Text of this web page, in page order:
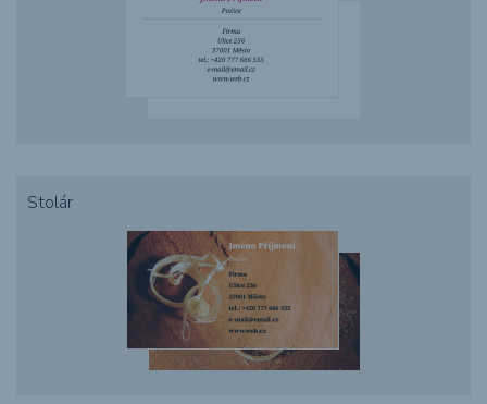
Stolár